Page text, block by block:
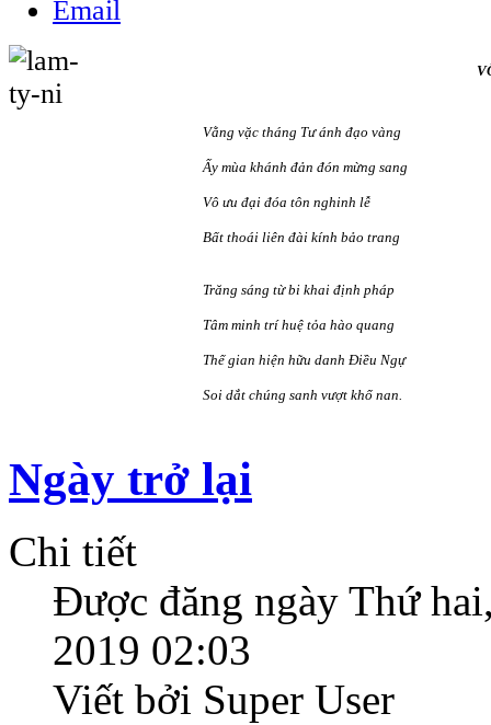
Vằng vặc tháng Tư ánh đạo vàng
Ấy mùa khánh đản đón mừng sang
Vô ưu đại đóa tôn nghinh lễ
Bất thoái liên đài kính bảo trang
Trăng sáng từ bi khai định pháp
Tâm minh trí huệ tỏa hào quang
Thế gian hiện hữu danh Điều Ngự
Soi dắt chúng sanh vượt khổ nan.
Ngày trở lại
Chi tiết
Được đăng ngày Thứ
2019 02:03
Viết bởi Super User